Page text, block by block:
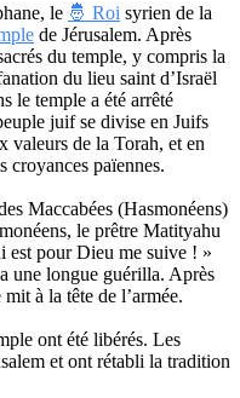
le 🤴 Roi syrien de la
de Jérusalem. Après
du temple, y compris la
du lieu saint d’Israël
le temple a été arrêté
juif se divise en Juifs
valeurs de la Torah, et en
croyances païennes.
Maccabées (Hasmonéens)
le prêtre Matityahu
est pour Dieu me suive ! »
une longue guérilla. Après
à la tête de l’armée.
ont été libérés. Les
et ont rétabli la tradition